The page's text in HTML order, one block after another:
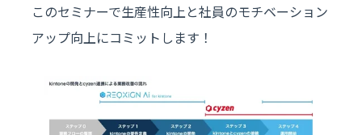
このセミナーで生産性向上と社員のモチベーション
アップ向上にコミットします！